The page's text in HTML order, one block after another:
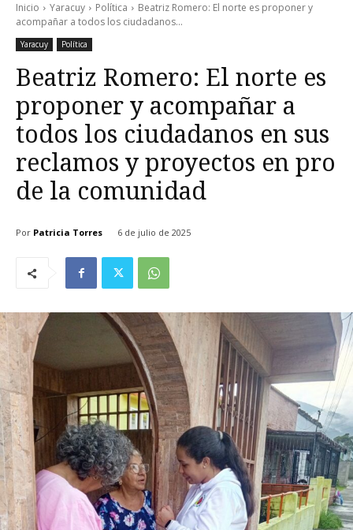
Inicio Yaracuy Política
Beatriz Romero: El norte es proponer y
acompañar a todos los ciudadanos...
Yaracuy Política
Beatriz Romero: El norte es
proponer y acompañar a
todos los ciudadanos en sus
reclamos y proyectos en pro
de la comunidad
Por Patricia Torres 6 de julio de 2025